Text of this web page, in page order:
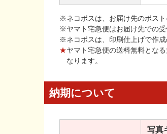
※ネコポスは、お届け先のポスト
※ヤマト宅急便はお届け先での受
※ネコポスは、印刷仕上げで作
★ヤマト宅急便の送料無料とな
なります。
納期について
写真